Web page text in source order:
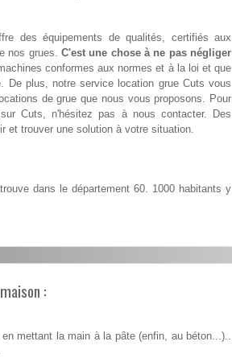
des équipements de qualités, certifiés aux
nos grues. C'est une chose à ne pas négliger
conformes aux normes et à la loi et que
plus, notre service location grue Cuts vous
de grue que nous vous proposons. Pour
Cuts, n'hésitez pas à nous contacter. Des
et trouver une solution à votre situation.
dans le département 60. 1000 habitants y
:
mettant la main à la pâte (enfin, au béton...)..